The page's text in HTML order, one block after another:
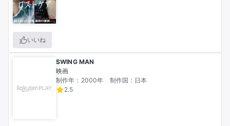
いいね
SWING MAN
映画
制作年：2000年
制作国：日本
2.5